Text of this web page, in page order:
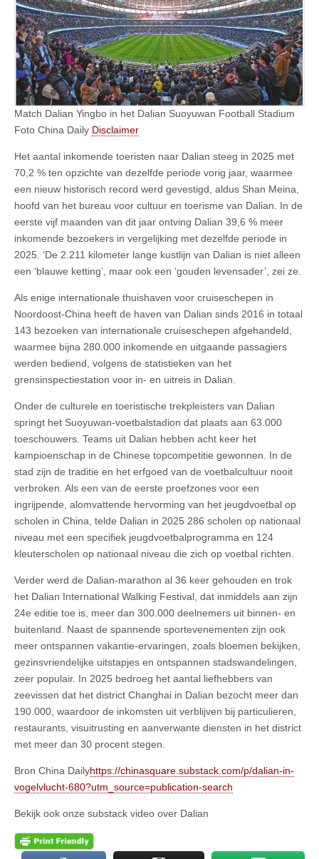
Match Dalian Yingbo in het Dalian Suoyuwan Football Stadium
Foto China Daily Disclaimer
Het aantal inkomende toeristen naar Dalian steeg in 2025 met
70,2 % ten opzichte van dezelfde periode vorig jaar, waarmee
een nieuw historisch record werd gevestigd, aldus Shan Meina,
hoofd van het bureau voor cultuur en toerisme van Dalian. In de
eerste vijf maanden van dit jaar ontving Dalian 39,6 % meer
inkomende bezoekers in vergelijking met dezelfde periode in
2025. ‘De 2.211 kilometer lange kustlijn van Dalian is niet alleen
een ‘blauwe ketting’, maar ook een ‘gouden levensader’, zei ze.
Als enige internationale thuishaven voor cruiseschepen in
Noordoost-China heeft de haven van Dalian sinds 2016 in totaal
143 bezoeken van internationale cruiseschepen afgehandeld,
waarmee bijna 280.000 inkomende en uitgaande passagiers
werden bediend, volgens de statistieken van het
grensinspectiestation voor in- en uitreis in Dalian.
Onder de culturele en toeristische trekpleisters van Dalian
springt het Suoyuwan-voetbalstadion dat plaats aan 63.000
toeschouwers. Teams uit Dalian hebben acht keer het
kampioenschap in de Chinese topcompetitie gewonnen. In de
stad zijn de traditie en het erfgoed van de voetbalcultuur nooit
verbroken. Als een van de eerste proefzones voor een
ingrijpende, alomvattende hervorming van het jeugdvoetbal op
scholen in China, telde Dalian in 2025 286 scholen op nationaal
niveau met een specifiek jeugdvoetbalprogramma en 124
kleuterscholen op nationaal niveau die zich op voetbal richten.
Verder werd de Dalian-marathon al 36 keer gehouden en trok
het Dalian International Walking Festival, dat inmiddels aan zijn
24e editie toe is, meer dan 300.000 deelnemers uit binnen- en
buitenland. Naast de spannende sportevenementen zijn ook
meer ontspannen vakantie-ervaringen, zoals bloemen bekijken,
gezinsvriendelijke uitstapjes en ontspannen stadswandelingen,
zeer populair. In 2025 bedroeg het aantal liefhebbers van
zeevissen dat het district Changhai in Dalian bezocht meer dan
190.000, waardoor de inkomsten uit verblijven bij particulieren,
restaurants, visuitrusting en aanverwante diensten in het district
met meer dan 30 procent stegen.
Bron China Dailyhttps://chinasquare.substack.com/p/dalian-in-
vogelvlucht-680?utm_source=publication-search
Bekijk ook onze substack video over Dalian